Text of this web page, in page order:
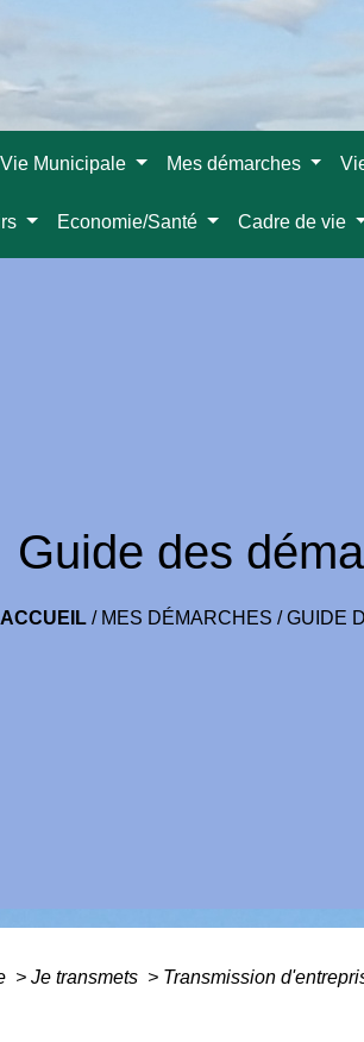
Vie Municipale Mes démarches
Economie/Santé Cadre de vie
Guide des
ACCUEIL/ MES DÉMARCHES /GUIDE
> Je transmets > Transmission